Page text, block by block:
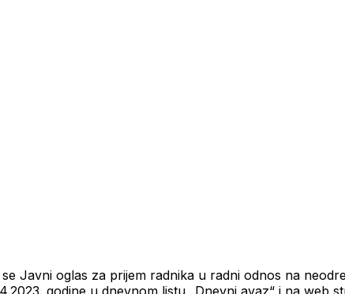
Javni oglas za prijem radnika u radni odnos na
godine u dnevnom listu „Dnevni avaz“ i na web